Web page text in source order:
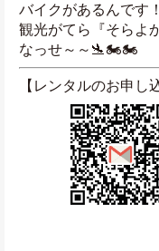
バイクがあるんです
観光がてら『そらよ
なっせ～～🛬🏍️🏍️
【レンタルのお申し